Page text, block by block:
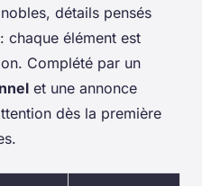
détails pensés
chaque élément est
Complété par un
et une annonce
dès la première